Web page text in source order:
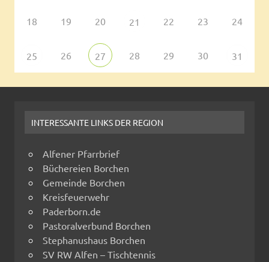
18 19 20 21 22 23 24
25 26 27 28 29 30 31
INTERESSANTE LINKS DER REGION
Alfener Pfarrbrief
Büchereien Borchen
Gemeinde Borchen
Kreisfeuerwehr
Paderborn.de
Pastoralverbund Borchen
Stephanushaus Borchen
SV RW Alfen – Tischtennis